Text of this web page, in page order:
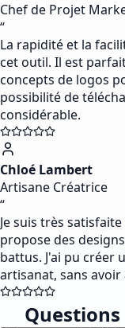
Chef de Projet
“
La rapidité et la
cet outil. Il est
concepts de logos
possibilité de
considérable.
Chloé Lambert
Artisane Créatrice
“
Je suis très
propose des
battus. J'ai pu créer
artisanat, sans